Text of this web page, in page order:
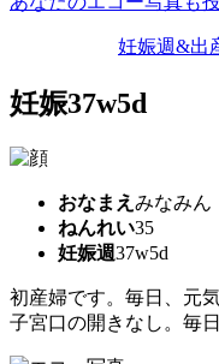
妊娠週&出
妊娠37w5d
おなまえ みなみん
ねんれい35
妊娠週37w5d
初産婦です。毎日、元
子宮口の開きなし。毎